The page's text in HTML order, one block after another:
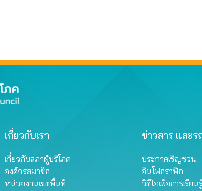
เกี่ยวกับเรา
เกี่ยวกับสภาผู้บริโภค
องค์กรสมาชิก
หน่วยงานเขตพื้นที่
ข่าวสาร และ
ประกาศเชิญชวน
อินโฟกราฟิก
วิดีโอเพื่อการเรียน